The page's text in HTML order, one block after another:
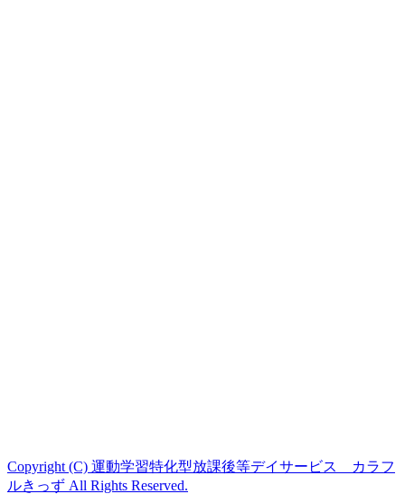
Copyright (C) 運動学習特化型放課後等デイサービス カラフ
ルきっず All Rights Reserved.